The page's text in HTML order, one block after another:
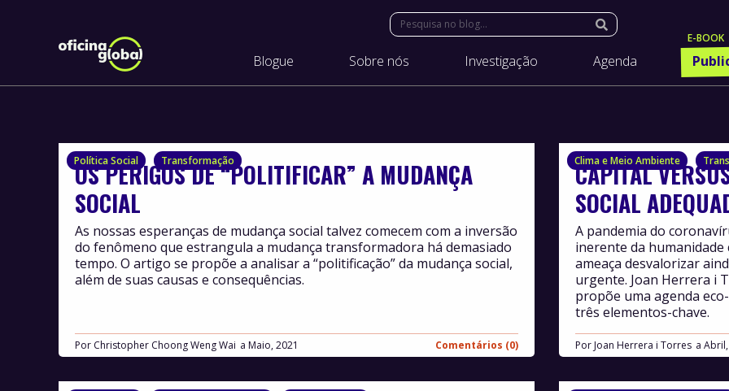
Search:
Blogue Sobre nós Investigação Agenda
Política Social Transformação
OS PERIGOS DE “POLITIFICAR” A MUDANÇA
SOCIAL
Por Christopher Choong Weng Wai Maio, 2021 Comentários (0)
As nossas esperanças de mudança social talvez comecem com a inversão
do fenômeno que estrangula a mudança transformadora há demasiado
tempo. O artigo se propõe a analisar a “politificação” da mudança social,
além de suas causas e consequências.
Clima e Meio Ambiente
CAPITAL
SOCIAL
Por Joan Herrera i Torres Abril,
A pandemia do
inerente da
ameaça desvalorizar
urgente. Joan Herrera i
propõe uma agenda
três elementos-chave.